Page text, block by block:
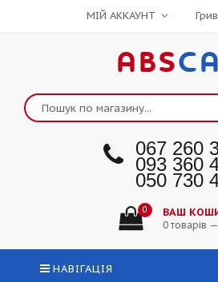
МІЙ АККАУНТ
ABS
067 260
093 360
050 730
0 ВАШ
0 товарів
НАВІГАЦІЯ